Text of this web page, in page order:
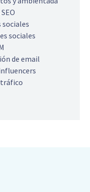
sociales
sociales
de email